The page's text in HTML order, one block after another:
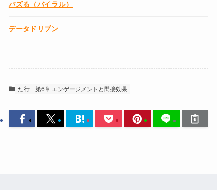
バズる（バイラル）
データドリブン
た行 第6章 エンゲージメントと間接効果